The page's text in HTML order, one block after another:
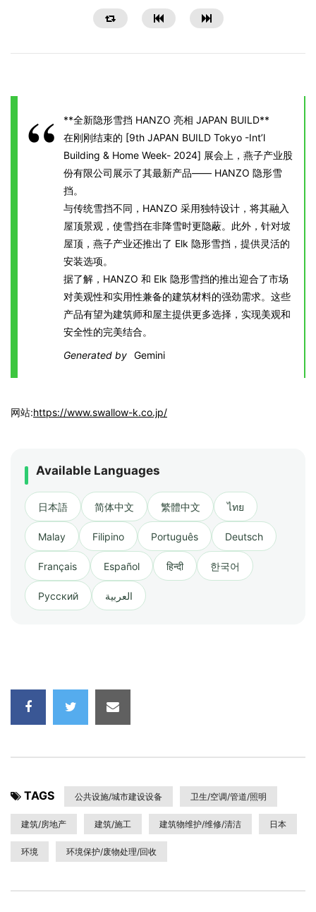
**全新隐形雪挡 HANZO 亮相 JAPAN BUILD**
在刚刚结束的 [9th JAPAN BUILD Tokyo -Int’l
Building & Home Week- 2024] 展会上，燕子产业股
份有限公司展示了其最新产品—— HANZO 隐形雪
挡。
与传统雪挡不同，HANZO 采用独特设计，将其融入
屋顶景观，使雪挡在非降雪时更隐蔽。此外，针对坡
屋顶，燕子产业还推出了 Elk 隐形雪挡，提供灵活的
安装选项。
据了解，HANZO 和 Elk 隐形雪挡的推出迎合了市场
对美观性和实用性兼备的建筑材料的强劲需求。这些
产品有望为建筑师和屋主提供更多选择，实现美观和
安全性的完美结合。
Generated by Gemini
网站:https://www.swallow-k.co.jp/
Available Languages
日本語 简体中文 繁體中文 ไทย
Malay Filipino Português Deutsch
Français Español हिन्दी 한국어
Русский العربية
TAGS 公共设施/城市建设设备 卫生/空调/管道/照明
建筑/房地产 建筑/施工 建筑物维护/维修/清洁 日本
环境 环境保护/废物处理/回收